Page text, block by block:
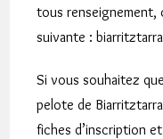
tous renseignement,
suivante :
Si vous souhaitez
pelote de
fiches d’inscription